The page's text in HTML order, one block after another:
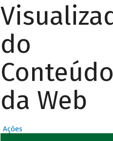
do
Conteúdo
da Web
Ações